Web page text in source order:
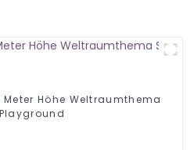
Höhe Weltraumthema